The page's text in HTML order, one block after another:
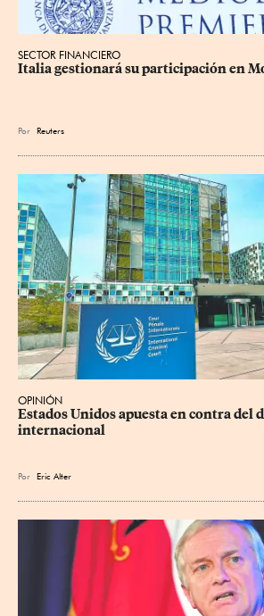
SECTOR FINANCIERO
Italia gestionará su participación en
Por Reuters
OPINIÓN
Estados Unidos apuesta en contra del
internacional
Por Eric Alter